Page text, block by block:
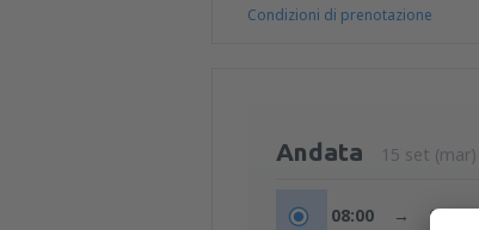
Condizioni di prenotazione
Andata 15 set (mar)
08:00 → 09:20